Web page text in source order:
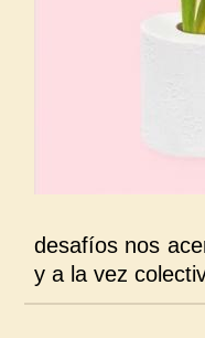
desafíos nos
y a la vez